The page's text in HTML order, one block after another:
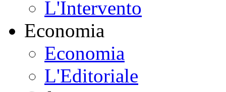
L'Intervento
Economia
Economia
L'Editoriale